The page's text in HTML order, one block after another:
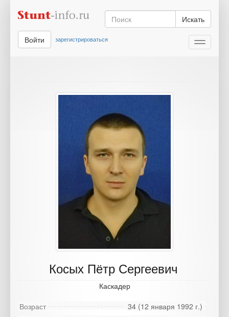
Искать
Toggle
Войти зарегистрироваться
Косых Пётр Сергеевич
Каскадер
34 (12 января 1992 г.)
Возраст